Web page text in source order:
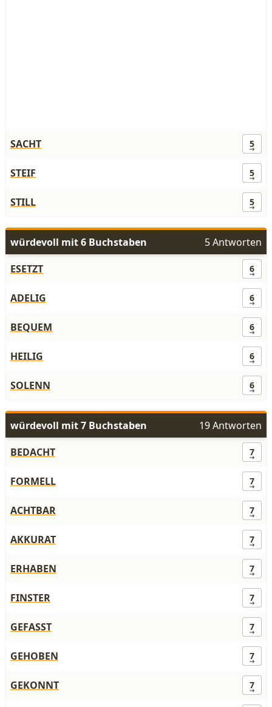
SACHT 5
STEIF 5
STILL 5
würdevoll mit 6 Buchstaben
5 Antworten
ESETZT
6
ADELIG 6
BEQUEM 6
HEILIG 6
SOLENN 6
würdevoll mit 7 Buchstaben
19 Antworten
BEDACHT
7
FORMELL 7
ACHTBAR 7
AKKURAT 7
ERHABEN 7
FINSTER 7
GEFASST 7
GEHOBEN 7
GEKONNT 7